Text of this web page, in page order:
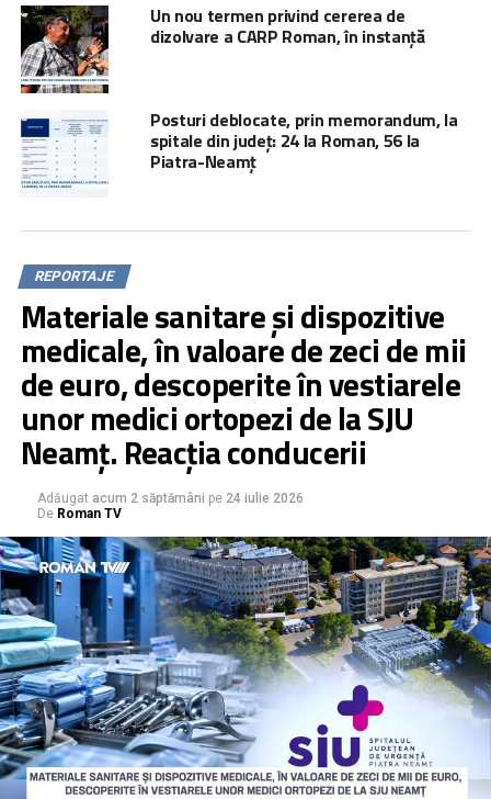
Un nou termen privind cererea de
dizolvare a CARP Roman, în instanță
Posturi deblocate, prin memorandum, la
spitale din județ: 24 la Roman, 56 la
Piatra-Neamț
REPORTAJE
Materiale sanitare și dispozitive
medicale, în valoare de zeci de mii
de euro, descoperite în vestiarele
unor medici ortopezi de la SJU
Neamț. Reacția conducerii
Adăugat acum 2 săptămâni pe 24 iulie 2026
De Roman TV